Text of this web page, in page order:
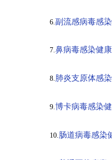
6. 副流感病毒感
7.鼻病毒感染健
8.肺炎支原体感
9.博卡病毒感染
10.肠道病毒感染